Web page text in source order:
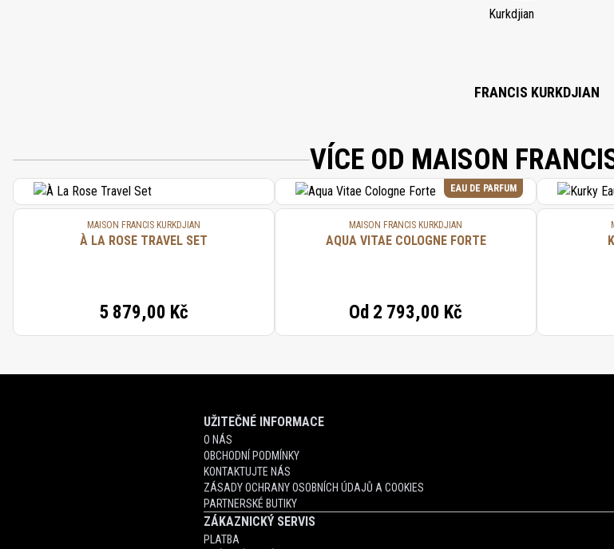
FRANCIS KURKDJIAN
VÍCE OD MAISON
MAISON FRANCIS KURKDJIAN
À LA ROSE TRAVEL SET
5 879,00 Kč
EAU DE PARFUM
MAISON FRANCIS KURKDJIAN
AQUA VITAE COLOGNE FORTE
Od 2 793,00 Kč
UŽITEČNÉ INFORMACE
O NÁS
OBCHODNÍ PODMÍNKY
KONTAKTUJTE NÁS
ZÁSADY OCHRANY OSOBNÍCH ÚDAJŮ A COOKIES
PARTNERSKÉ BUTIKY
ZÁKAZNICKÝ SERVIS
PLATBA